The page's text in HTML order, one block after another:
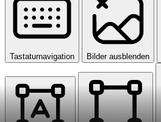
Tastaturnavigation Bilder ausblenden